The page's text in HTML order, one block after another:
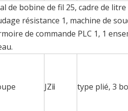
de bobine de fil 25, cadre de
résistance 1, machine de
de commande PLC 1, 1
JZⅱ type plié, 3